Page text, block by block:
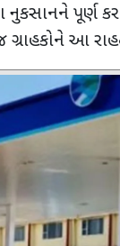
પૂર્ણ
ગ્રાહકોને આ